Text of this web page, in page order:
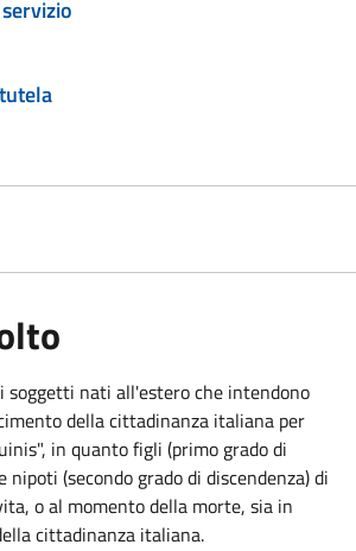
soggetti nati all'estero che intendono
della cittadinanza italiana per
in quanto figli (primo grado di
nipoti (secondo grado di discendenza) di
o al momento della morte, sia in
cittadinanza italiana.